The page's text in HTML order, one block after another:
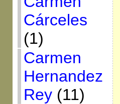
Cárceles
(1)
Carmen
Hernandez
Rey(11)